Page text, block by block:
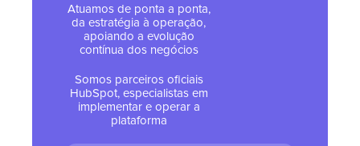
Atuamos de ponta a ponta,
da estratégia à operação,
apoiando a evolução
contínua dos negócios
Somos parceiros oficiais
HubSpot, especialistas em
implementar e operar a
plataforma